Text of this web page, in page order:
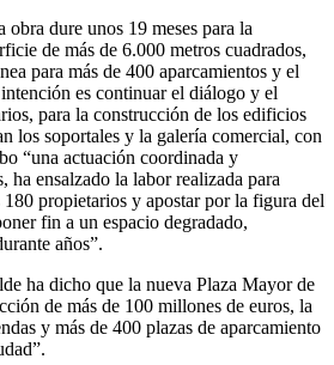
obra dure unos 19 meses para la
de más de 6.000 metros cuadrados,
para más de 400 aparcamientos y el
es continuar el diálogo y el
para la construcción de los edificios
los soportales y la galería comercial, con
“una actuación coordinada y
ha ensalzado la labor realizada para
180 propietarios y apostar por la figura del
fin a un espacio degradado,
años”.
ha dicho que la nueva Plaza Mayor de
de más de 100 millones de euros, la
y más de 400 plazas de aparcamiento